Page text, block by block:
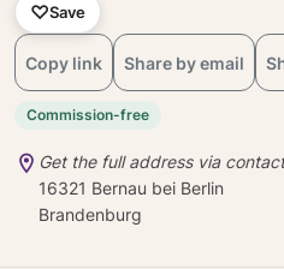
Save
Copy link Share by email
Commission-free
Get the full address via contact
16321 Bernau bei Berlin
Brandenburg